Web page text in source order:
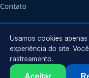
Contato
CONTATO
Atendimento em
Usamos cookies
experiência do site.
rastreamento.
Aceitar